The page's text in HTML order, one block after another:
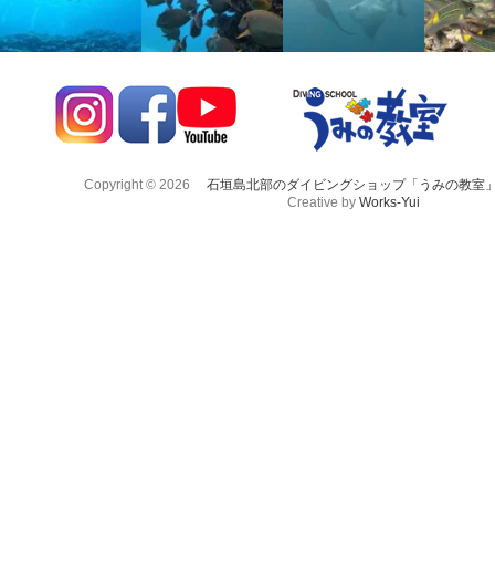
Copyright © 2026
石垣島北部のダイビングショップ「うみの教室
Creative by Works-Yui